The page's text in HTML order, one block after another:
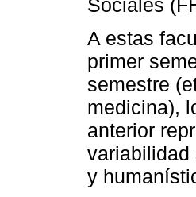
A estas
primer
semestre
medicina),
anterior
variabilidad
y